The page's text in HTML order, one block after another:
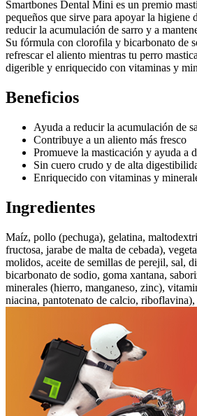
Smartbones Dental Mini es un premio
pequeños que sirve para apoyar la higiene
reducir la acumulación de sarro y a
Su fórmula con clorofila y bicarbonato de
refrescar el aliento mientras tu perro
digerible y enriquecido con vitaminas y
Beneficios
Ayuda a reducir la acumulación de
Contribuye a un aliento más fresco
Promueve la masticación y ayuda a
Sin cuero crudo y de alta
Enriquecido con vitaminas y
Ingredientes
Maíz, pollo (pechuga), gelatina,
fructosa, jarabe de malta de cebada),
molidos, aceite de semillas de perejil, sal,
bicarbonato de sodio, goma xantana,
minerales (hierro, manganeso, zinc),
niacina, pantotenato de calcio,